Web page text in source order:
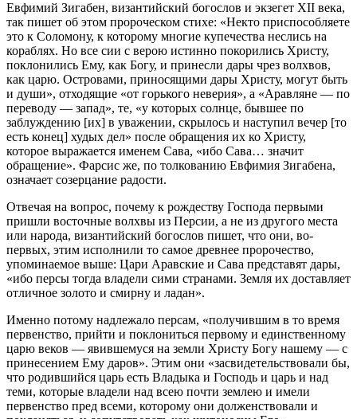
Евфимий Зигабен, византийский богослов и экзегет XII века,
так пишет об этом пророческом стихе: «Некто приспособляете
это к Соломону, к которому многие купечества неслись на
кораблях. Но все сии с верою истинно покорились Христу,
поклонились Ему, как Богу, и принесли дары чрез волхвов,
как царю. Островами, приносящими дары Христу, могут быть
и души», отходящие «от горького неверия», а «Аравляне — по
переводу — запад», те, «у которых солнце, бывшее по
заблуждению [их] в уважении, скрылось и наступил вечер [то
есть конец] худых дел» после обращения их ко Христу,
которое выражается именем Сава, «ибо Сава… значит
обращение». Фарсис же, по толкованию Евфимия Зигабена,
означает созерцание радости.
Отвечая на вопрос, почему к рождеству Господа первыми
пришли восточные волхвы из Персии, а не из другого места
или народа, византийский богослов пишет, что они, во-
первых, этим исполнили то самое древнее пророчество,
упоминаемое выше: Цари Аравские и Сава представят дары,
«ибо персы тогда владели сими странами. Земля их доставляет
отличное золото и смирну и ладан».
Именно потому надлежало персам, «получившим в то время
первенство, прийти и поклониться первому и единственному
царю веков — явившемуся на земли Христу Богу нашему — с
принесением Ему даров». Этим они «засвидетельствовали бы,
что родившийся царь есть Владыка и Господь и царь и над
теми, которые владели над всею почти землею и имели
первенство пред всеми, которому они долженствовали и